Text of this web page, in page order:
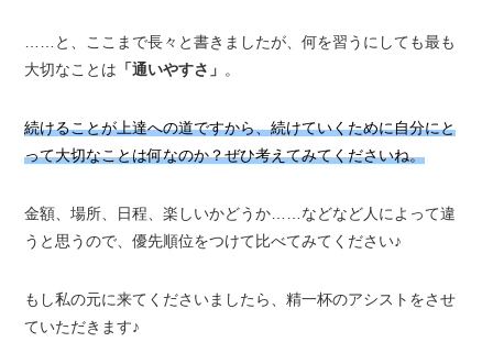
……と、ここまで長々と書きましたが、何を習うにしても最も
大切なことは 「通いやすさ」 。
続けることが上達への道ですから、続けていくために自分にと
って大切なことは何なのか？ぜひ考えてみてくださいね。
金額、場所、日程、楽しいかどうか……などなど人によって違
うと思うので、優先順位をつけて比べてみてください♪
もし私の元に来てくださいましたら、精一杯のアシストをさせ
ていただきます♪